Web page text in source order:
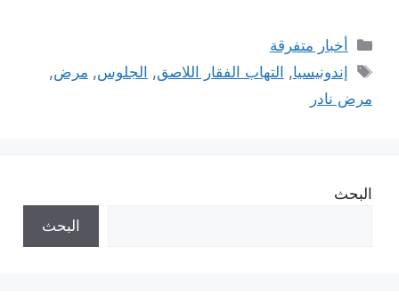
التصنيفات
أخبار متفرقة
الوسوم
إندونيسيا, التهاب الفقار اللاصق, الجلوس, مرض,
مرض نادر
البحث
البحث